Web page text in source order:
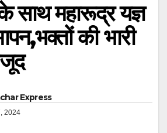
साथ महारूद्र यज्ञ
की भारी
Express
2024